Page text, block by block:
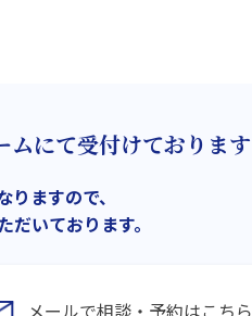
ムにて受付けております
ますので、
だいております。
メールで相談・予約はこちら